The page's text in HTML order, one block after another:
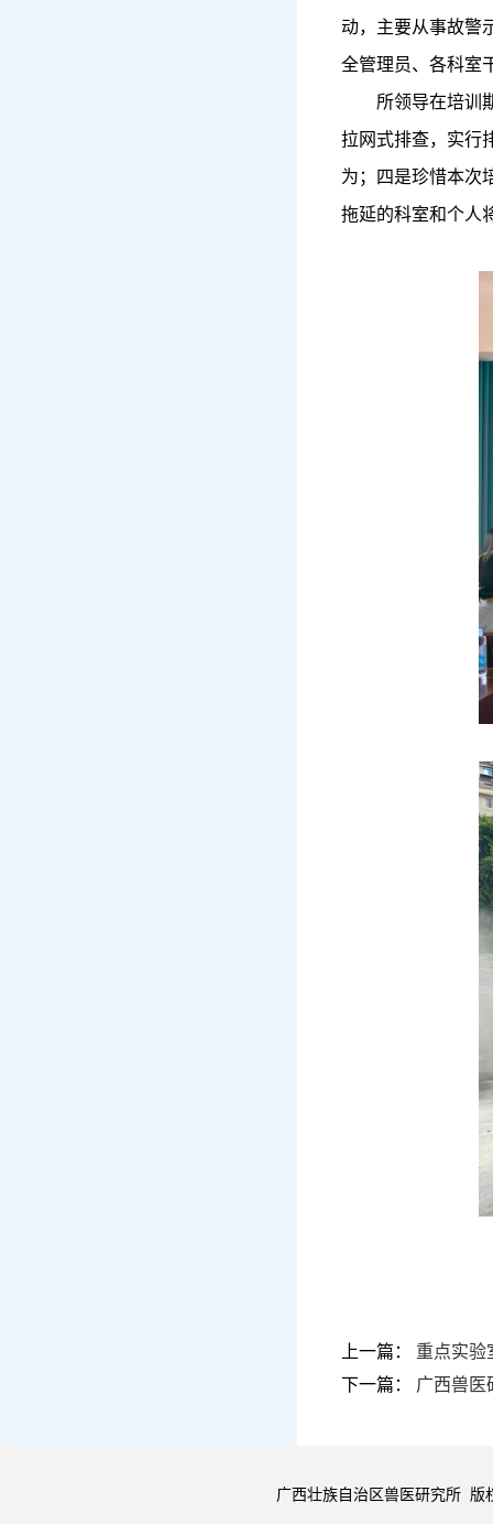
动，主要从事故警
全管理员、各科室
所领导在培训
拉网式排查，实行
为；四是珍惜本次
拖延的科室和个人
上一篇： 重点实验
下一篇： 广西兽医
广西壮族自治区兽医研究所 版